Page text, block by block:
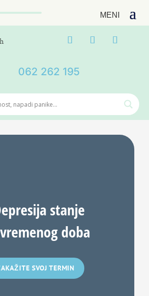
062 262 195
stanje
doba
SVOJ TERMIN